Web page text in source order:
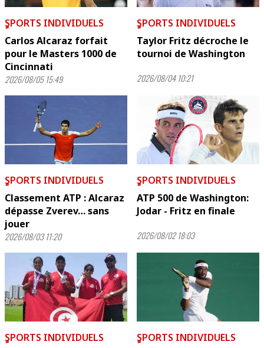
ٍSPORTS INDIVIDUELS
Carlos Alcaraz forfait
pour le Masters 1000 de
Cincinnati
2026/08/05 15:49
ٍSPORTS INDIVIDUELS
Taylor Fritz décroche le
tournoi de Washington
2026/08/04 10:21
ٍSPORTS INDIVIDUELS
Classement ATP : Alcaraz
dépasse Zverev… sans
jouer
2026/08/03 11:20
ٍSPORTS INDIVIDUELS
ATP 500 de Washington:
Jodar - Fritz en finale
2026/08/02 18:03
ٍSPORTS INDIVIDUELS
ٍSPORTS INDIVIDUELS